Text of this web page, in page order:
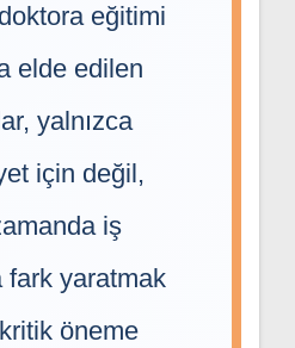
eğitimi
elde edilen
yalnızca
için değil,
iş
fark yaratmak
öneme